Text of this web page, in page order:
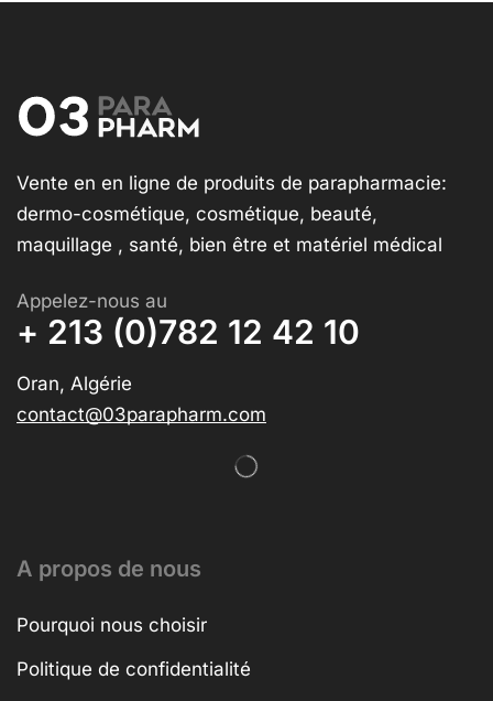
Vente en en ligne de produits de parapharmacie:
dermo-cosmétique, cosmétique, beauté,
maquillage , santé, bien être et matériel médical
Appelez-nous au
+ 213 (0)782 12 42 10
Oran, Algérie
contact@03parapharm.com
A propos de nous
Pourquoi nous choisir
Politique de confidentialité